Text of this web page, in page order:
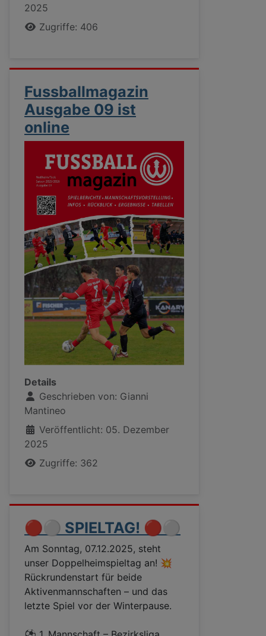
2025
Zugriffe: 406
Fussballmagazin
Ausgabe 09 ist
online
Details
Geschrieben von: Gianni
Mantineo
Veröffentlicht: 05. Dezember
2025
Zugriffe: 362
🔴⚪ SPIELTAG! 🔴⚪
Am Sonntag, 07.12.2025, steht
unser Doppelheimspieltag an! 💥
Rückrundenstart für beide
Aktivenmannschaften – und das
letzte Spiel vor der Winterpause.